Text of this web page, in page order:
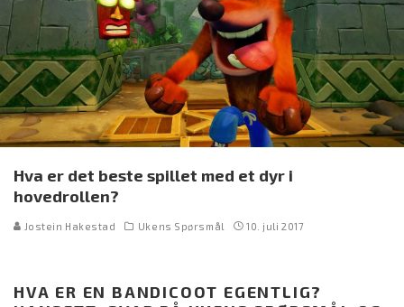
Hva er det beste spillet med et dyr i
hovedrollen?
Jostein Hakestad Ukens Spørsmål 10. juli 2017
HVA ER EN BANDICOOT EGENTLIG?